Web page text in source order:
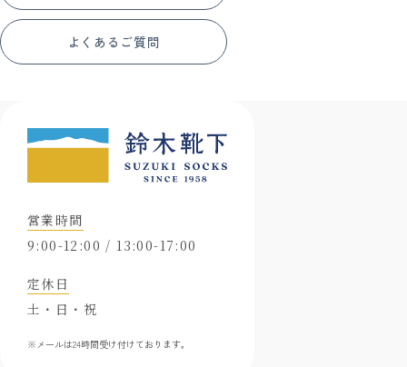
よくあるご質問
営業時間
9:00-12:00 / 13:00-17:00
定休日
土・日・祝
※メールは24時間受け付けております。